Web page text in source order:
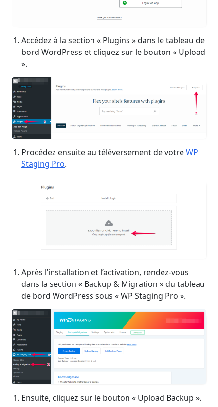
Accédez à la section « Plugins » dans le tableau de
bord WordPress et cliquez sur le bouton « Upload
».
Procédez ensuite au téléversement de votreWP
Staging Pro.
Après l’installation et l’activation, rendez-vous
dans la section « Backup & Migration » du tableau
de bord WordPress sous « WP Staging Pro ».
Ensuite, cliquez sur le bouton « Upload Backup ».